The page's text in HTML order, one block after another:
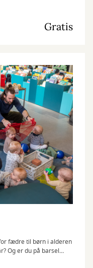
Gratis
fædre til børn i alderen
Og er du på barsel